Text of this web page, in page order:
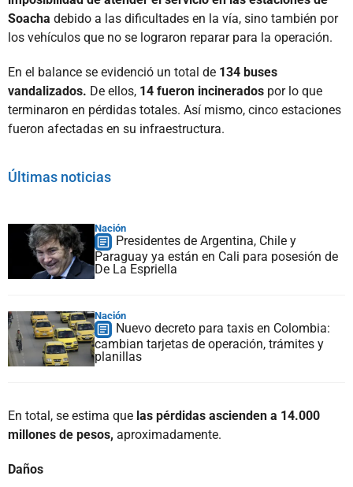
Soacha debido a las dificultades en la vía, sino también por
los vehículos que no se lograron reparar para la operación.
En el balance se evidenció un total de 134 buses
vandalizados. De ellos, 14 fueron incinerados por lo que
terminaron en pérdidas totales. Así mismo, cinco estaciones
fueron afectadas en su infraestructura.
Últimas noticias
Nación
Presidentes de Argentina, Chile y
Paraguay ya están en Cali para posesión de
De La Espriella
Nación
Nuevo decreto para taxis en Colombia:
cambian tarjetas de operación, trámites y
planillas
En total, se estima que las pérdidas ascienden a 14.000
millones de pesos, aproximadamente.
Daños